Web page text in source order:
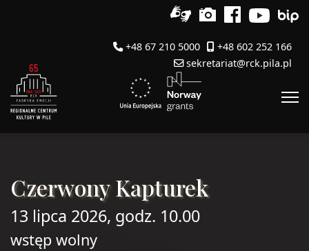
+48 67 210 5000
+48 602 252 166
sekretariat@rck.pila.pl
Czerwony Kapturek
13 lipca 2026, godz. 10.00
wstęp wolny